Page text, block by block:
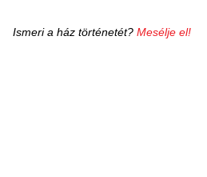
Ismeri a ház történetét? Mesélje el!